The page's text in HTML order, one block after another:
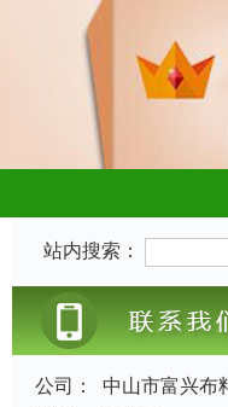
站内搜索：
公司：
中山市富兴布